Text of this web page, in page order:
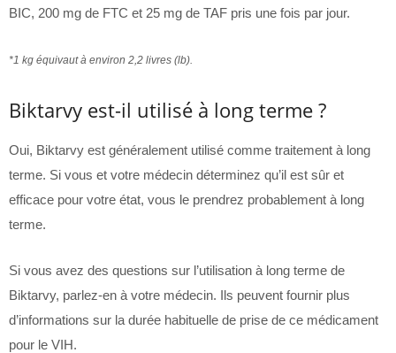
BIC, 200 mg de FTC et 25 mg de TAF pris une fois par jour.
*1 kg équivaut à environ 2,2 livres (lb).
Biktarvy est-il utilisé à long terme ?
Oui, Biktarvy est généralement utilisé comme traitement à long
terme. Si vous et votre médecin déterminez qu’il est sûr et
efficace pour votre état, vous le prendrez probablement à long
terme.
Si vous avez des questions sur l’utilisation à long terme de
Biktarvy, parlez-en à votre médecin. Ils peuvent fournir plus
d’informations sur la durée habituelle de prise de ce médicament
pour le VIH.